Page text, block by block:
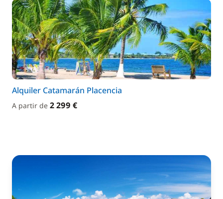
Alquiler Catamarán Placencia
A partir de 2 299 €